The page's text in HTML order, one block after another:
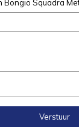
Verstuur